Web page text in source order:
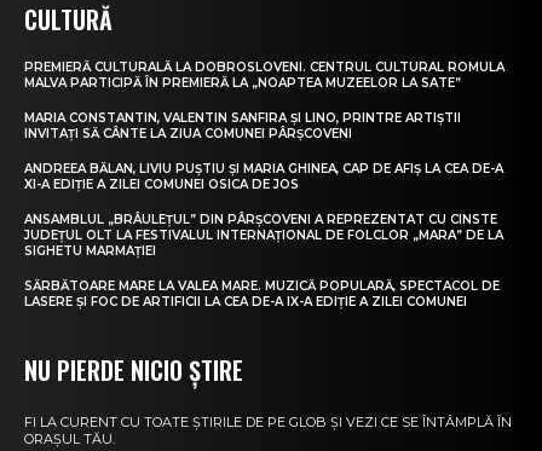
CULTURĂ
PREMIERĂ CULTURALĂ LA DOBROSLOVENI. CENTRUL CULTURAL ROMULA
MALVA PARTICIPĂ ÎN PREMIERĂ LA „NOAPTEA MUZEELOR LA SATE”
MARIA CONSTANTIN, VALENTIN SANFIRA ȘI LINO, PRINTRE ARTIȘTII
INVITAȚI SĂ CÂNTE LA ZIUA COMUNEI PÂRȘCOVENI
ANDREEA BĂLAN, LIVIU PUȘTIU ȘI MARIA GHINEA, CAP DE AFIȘ LA CEA DE-A
XI-A EDIȚIE A ZILEI COMUNEI OSICA DE JOS
ANSAMBLUL „BRÂULEȚUL” DIN PÂRȘCOVENI A REPREZENTAT CU CINSTE
JUDEȚUL OLT LA FESTIVALUL INTERNAȚIONAL DE FOLCLOR „MARA” DE LA
SIGHETU MARMAȚIEI
SĂRBĂTOARE MARE LA VALEA MARE. MUZICĂ POPULARĂ, SPECTACOL DE
LASERE ȘI FOC DE ARTIFICII LA CEA DE-A IX-A EDIȚIE A ZILEI COMUNEI
NU PIERDE NICIO ȘTIRE
FI LA CURENT CU TOATE ȘTIRILE DE PE GLOB ȘI VEZI CE SE ÎNTÂMPLĂ ÎN
ORAȘUL TĂU.